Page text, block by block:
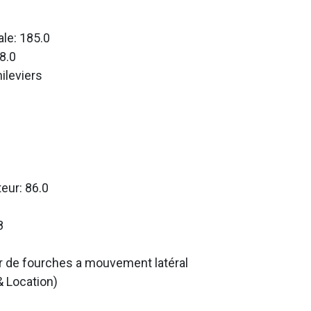
185.0
86.0
fourches a mouvement latéral
Location)